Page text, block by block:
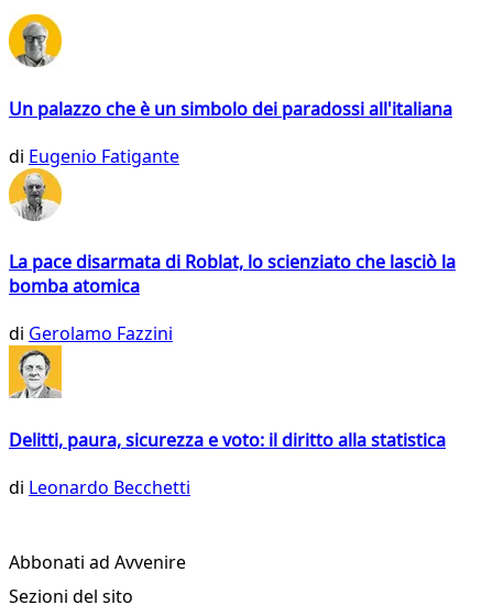
Un palazzo che è un simbolo dei paradossi all'italiana
di Eugenio Fatigante
La pace disarmata di Roblat, lo scienziato che lasciò la
bomba atomica
di Gerolamo Fazzini
Delitti, paura, sicurezza e voto: il diritto alla statistica
di Leonardo Becchetti
Abbonati ad Avvenire
Sezioni del sito